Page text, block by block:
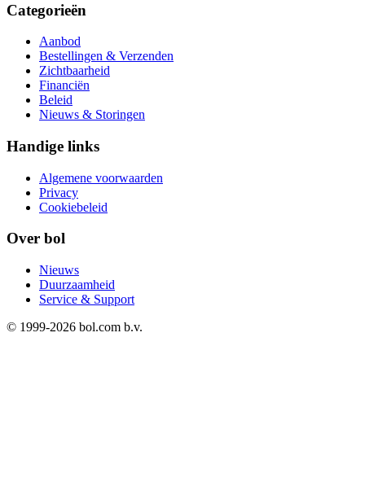
Categorieën
Aanbod
Bestellingen & Verzenden
Zichtbaarheid
Financiën
Beleid
Nieuws & Storingen
Handige links
Algemene voorwaarden
Privacy
Cookiebeleid
Over bol
Nieuws
Duurzaamheid
Service & Support
© 1999-2026 bol.com b.v.